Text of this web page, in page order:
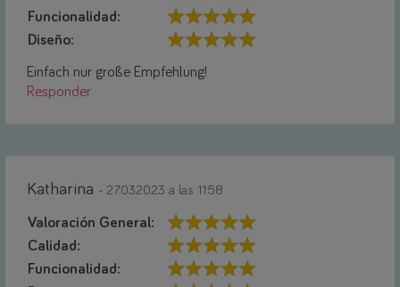
Funcionalidad:
Diseño:
Einfach nur große Empfehlung!
Responder
Katharina - 27.03.2023 a las 11:58
Valoración General:
Calidad:
Funcionalidad: